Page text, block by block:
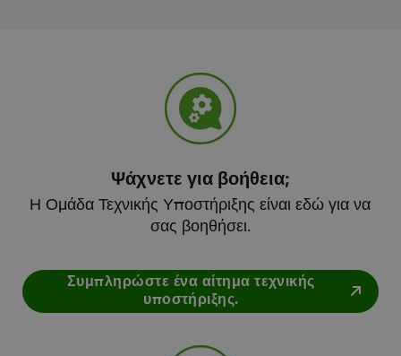
Ψάχνετε για βοήθεια;
Η Ομάδα Τεχνικής Υποστήριξης είναι εδώ για να
σας βοηθήσει.
Συμπληρώστε ένα αίτημα τεχνικής
υποστήριξης.